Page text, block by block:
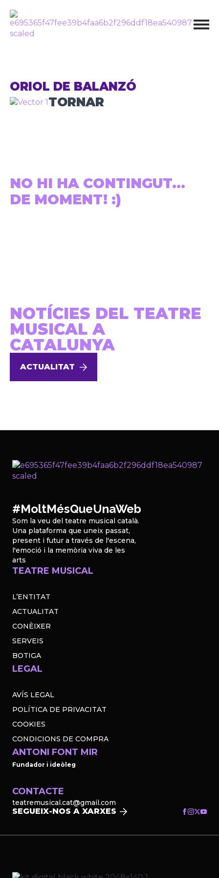
ORIOL DE BALANZÓ
TORNAR
NO HI HA CONTINGUT...
DE MOMENT! :)
NOTÍCIES DEL TEATRE
MUSICAL A
CATALUNYA
ACTUALITAT
#MoltMésQueUnaWeb
Som la veu del teatre musical català.
Una plataforma que uneix passat,
present i futur a través de l'escena,
l'emoció i la memòria viva de les
arts
TEATRE MUSICAL
L’ENTITAT
ACTUALITAT
CONÈIXER
SERVEIS
BOTIGA
LEGAL
AVÍS LEGAL
POLÍTICA DE PRIVACITAT
COOKIES
CONDICIONS DE COMPRA
ANTONI FONT MIR
Fundador i ideòleg
CONTACTE
teatremusical.cat@gmail.com
SEGUEIX-NOS A XARXES